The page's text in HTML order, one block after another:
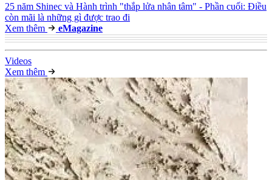
25 năm Shinec và Hành trình "thắp lửa nhân tâm" - Phần cuối: Điều
còn mãi là những gì được trao đi
Xem thêm
eMagazine
Videos
Xem thêm